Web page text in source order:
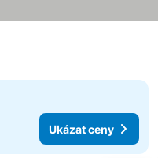
Ukázat ceny